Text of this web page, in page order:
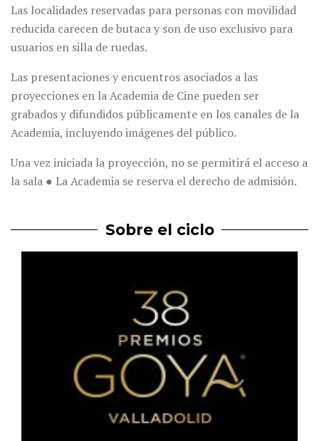
Las localidades reservadas para personas con movilidad
reducida carecen de butaca y son de uso exclusivo para
usuarios en silla de ruedas.
Las presentaciones y encuentros asociados a las
proyecciones en la Academia de Cine pueden ser
grabados y difundidos públicamente en los canales de la
Academia, incluyendo imágenes del público.
Una vez iniciada la proyección, no se permitirá el acceso a
la sala ● La Academia se reserva el derecho de admisión.
Sobre el ciclo